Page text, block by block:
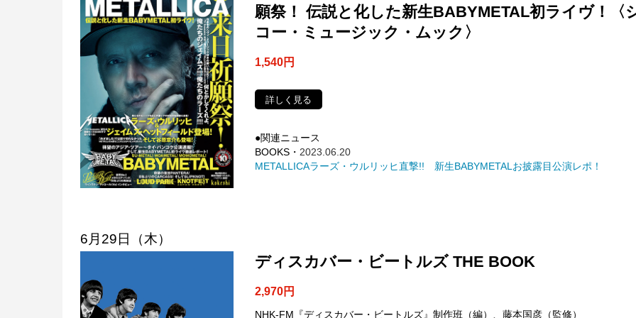
願祭！ 伝説と化した新生BABYMETAL初ライヴ！〈
コー・ミュージック・ムック〉
1,540円
詳しく見る
●関連ニュース
BOOKS・ 2023.06.20
METALLICAラーズ・ウルリッヒ直撃!! 新生BABYMETALお披露目公演レポ！
6月29日（木）
ディスカバー・ビートルズ THE BOOK
2,970円
NHK-FM『ディスカバー・ビートルズ』制作班（編）、藤本国彦（監修）